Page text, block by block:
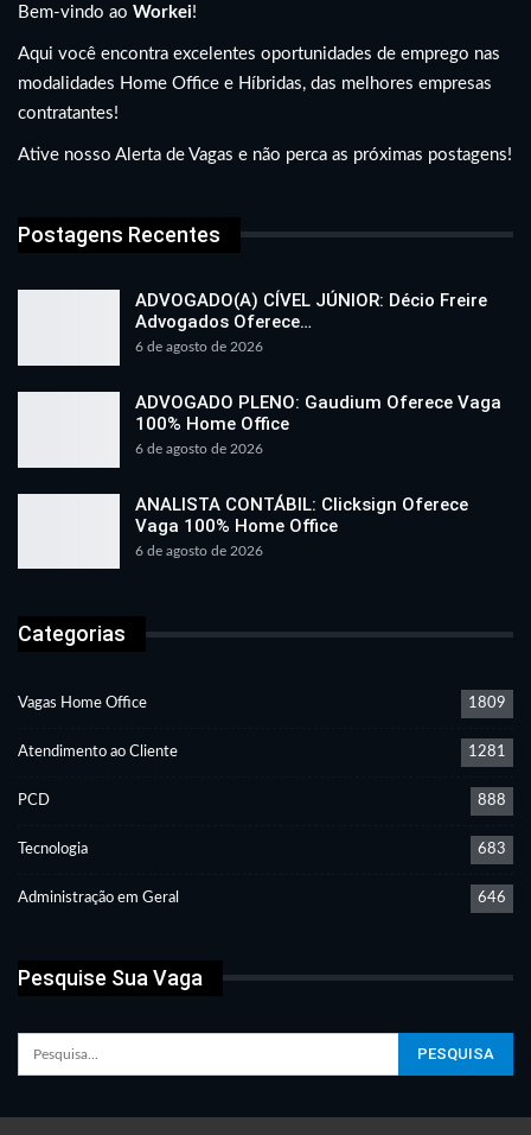
Bem-vindo ao Workei!
Aqui você encontra excelentes oportunidades de emprego nas
modalidades Home Office e Híbridas, das melhores empresas
contratantes!
Ative nosso Alerta de Vagas e não perca as próximas postagens!
Postagens Recentes
ADVOGADO(A) CÍVEL JÚNIOR: Décio Freire
Advogados Oferece…
6 de agosto de 2026
ADVOGADO PLENO: Gaudium Oferece Vaga
100% Home Office
6 de agosto de 2026
ANALISTA CONTÁBIL: Clicksign Oferece
Vaga 100% Home Office
6 de agosto de 2026
Categorias
Vagas Home Office 1809
Atendimento ao Cliente 1281
PCD 888
Tecnologia 683
Administração em Geral 646
Pesquise Sua Vaga